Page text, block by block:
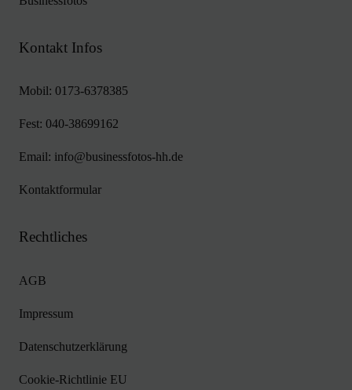
Kontakt Infos
Mobil: 0173-6378385
Fest: 040-38699162
Email: info@businessfotos-hh.de
Kontaktformular
Rechtliches
AGB
Impressum
Datenschutzerklärung
Cookie-Richtlinie EU